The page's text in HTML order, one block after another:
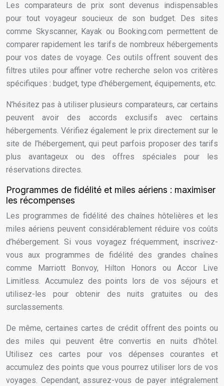
Les comparateurs de prix sont devenus indispensables
pour tout voyageur soucieux de son budget. Des sites
comme Skyscanner, Kayak ou Booking.com permettent de
comparer rapidement les tarifs de nombreux hébergements
pour vos dates de voyage. Ces outils offrent souvent des
filtres utiles pour affiner votre recherche selon vos critères
spécifiques : budget, type d’hébergement, équipements, etc.
N’hésitez pas à utiliser plusieurs comparateurs, car certains
peuvent avoir des accords exclusifs avec certains
hébergements. Vérifiez également le prix directement sur le
site de l’hébergement, qui peut parfois proposer des tarifs
plus avantageux ou des offres spéciales pour les
réservations directes.
Programmes de fidélité et miles aériens : maximiser
les récompenses
Les programmes de fidélité des chaînes hôtelières et les
miles aériens peuvent considérablement réduire vos coûts
d’hébergement. Si vous voyagez fréquemment, inscrivez-
vous aux programmes de fidélité des grandes chaînes
comme Marriott Bonvoy, Hilton Honors ou Accor Live
Limitless. Accumulez des points lors de vos séjours et
utilisez-les pour obtenir des nuits gratuites ou des
surclassements.
De même, certaines cartes de crédit offrent des points ou
des miles qui peuvent être convertis en nuits d’hôtel.
Utilisez ces cartes pour vos dépenses courantes et
accumulez des points que vous pourrez utiliser lors de vos
voyages. Cependant, assurez-vous de payer intégralement